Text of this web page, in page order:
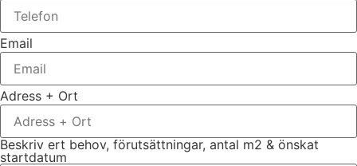
Email
Adress + Ort
Beskriv ert behov, förutsättningar, antal m2 & önskat
startdatum